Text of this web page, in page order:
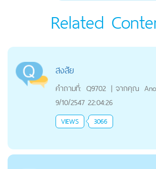
Related
สงสัย
คำถามที่: Q9702 | จากคุณ
9/10/2547 22:04:26
VIEWS 3066